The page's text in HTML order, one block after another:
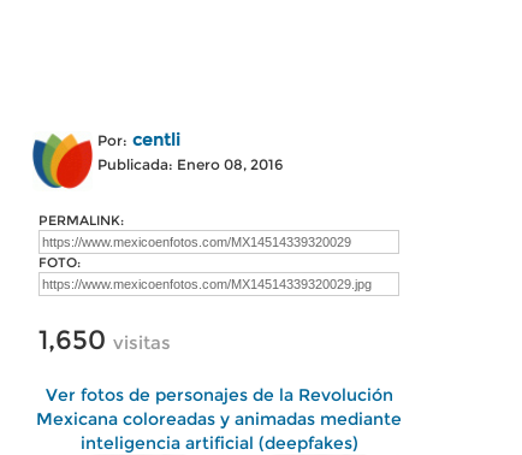
Por: centli
Publicada: Enero 08, 2016
PERMALINK:
FOTO:
1,650 visitas
Ver fotos de personajes de la Revolución
Mexicana coloreadas y animadas mediante
inteligencia artificial (deepfakes)